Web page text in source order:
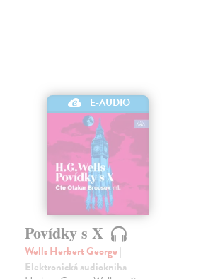
E-AUDIO
Povídky s X
Wells Herbert George |
Elektronická audiokniha